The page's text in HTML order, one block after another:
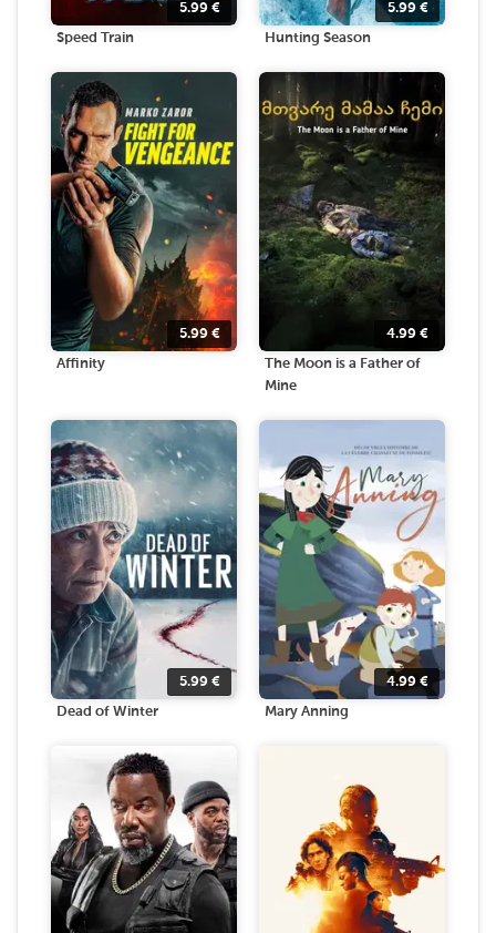
5.99 €
Speed Train
5.99 €
Hunting Season
5.99 €
Affinity
4.99 €
The Moon is a Father of
Mine
5.99 €
Dead of Winter
4.99 €
Mary Anning